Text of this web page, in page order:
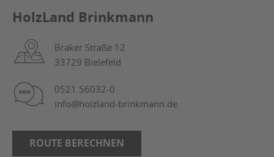
HolzLand Brinkmann
Braker Straße 12
33729 Bielefeld
0521 56032-0
info@holzland-brinkmann.de
ROUTE BERECHNEN